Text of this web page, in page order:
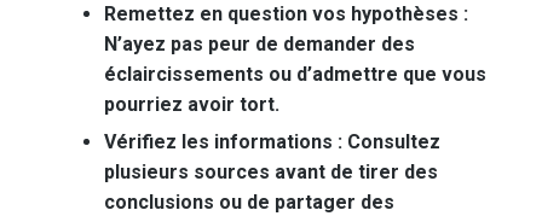
Remettez en question vos hypothèses :
N’ayez pas peur de demander des
éclaircissements ou d’admettre que vous
pourriez avoir tort.
Vérifiez les informations : Consultez
plusieurs sources avant de tirer des
conclusions ou de partager des